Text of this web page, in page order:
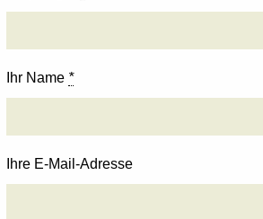
Ihr Name *
Ihre E-Mail-Adresse